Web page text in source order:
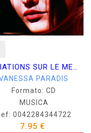
VARIATIONS SUR LE MEME TAIME
PARADIS
Formato: CD
MUSICA
0042284344722
7.95 €